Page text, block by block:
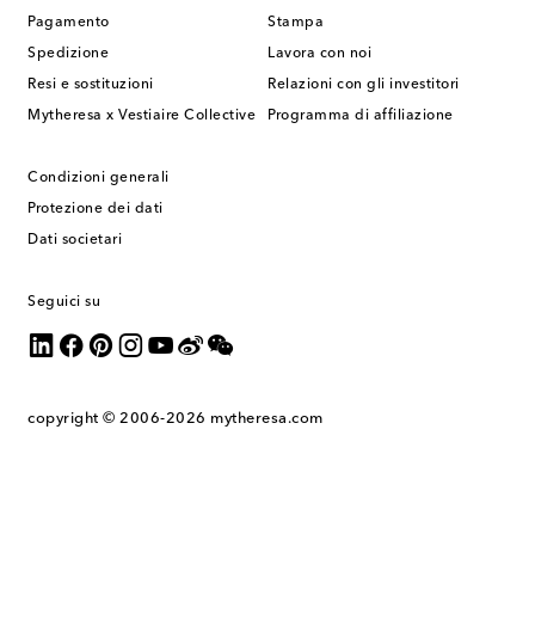
Pagamento
Spedizione
Resi e sostituzioni
Mytheresa x Vestiaire Collective
Stampa
Lavora con noi
Relazioni con gli investitori
Programma di affiliazione
Condizioni generali
Protezione dei dati
Dati societari
Seguici su
copyright © 2006-2026 mytheresa.com